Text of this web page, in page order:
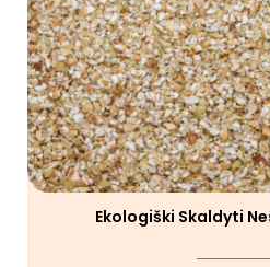
Ekologiški Skaldyti